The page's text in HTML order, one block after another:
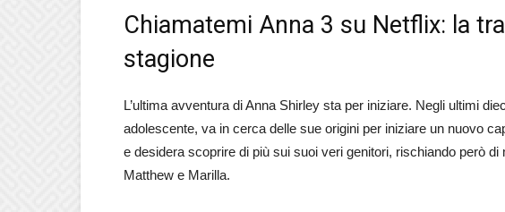
Chiamatemi Anna 3 su Netflix: la
stagione
L’ultima avventura di Anna Shirley sta per iniziare. Negli ultimi
adolescente, va in cerca delle sue origini per iniziare un nuovo
e desidera scoprire di più sui suoi veri genitori, rischiando però
Matthew e Marilla.